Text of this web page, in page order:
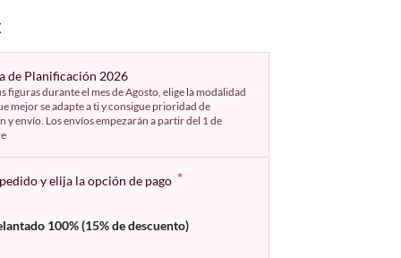
de Planificación 2026
figuras durante el mes de Agosto, elige la modalidad
mejor se adapte a ti y consigue prioridad de
y envío. Los envíos empezarán a partir del 1 de
y elija la opción de pago *
100% (15% de descuento)